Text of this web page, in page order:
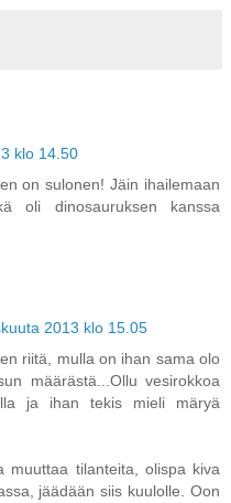
klo 14.50
on sulonen! Jäin ihailemaan
oli dinosauruksen kanssa
2013 klo 15.05
riitä, mulla on ihan sama olo
määrästä...Ollu vesirokkoa
ja ihan tekis mieli märyä
muuttaa tilanteita, olispa kiva
jäädään siis kuulolle. Oon